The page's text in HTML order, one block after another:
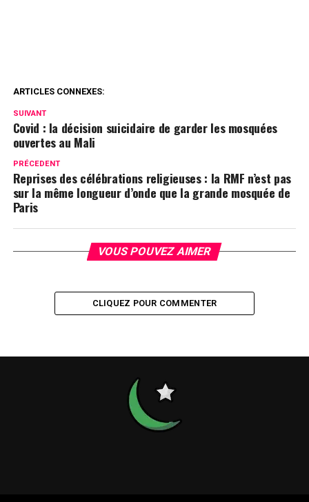
ARTICLES CONNEXES:
SUIVANT
Covid : la décision suicidaire de garder les mosquées
ouvertes au Mali
PRÉCEDENT
Reprises des célébrations religieuses : la RMF n’est pas
sur la même longueur d’onde que la grande mosquée de
Paris
VOUS POUVEZ AIMER
CLIQUEZ POUR COMMENTER